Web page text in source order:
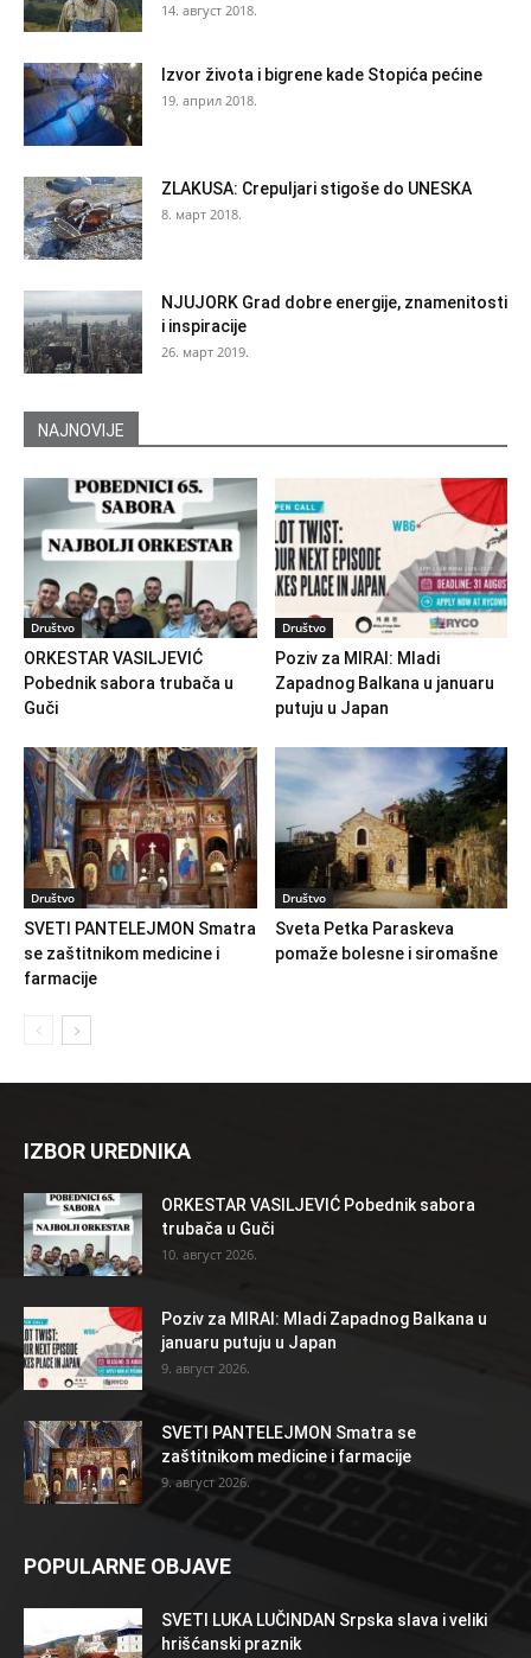
14. август 2018.
Izvor života i bigrene kade Stopića pećine
19. април 2018.
ZLAKUSA: Crepuljari stigoše do UNESKA
8. март 2018.
NJUJORK Grad dobre energije, znamenitosti
i inspiracije
26. март 2019.
NAJNOVIJE
Društvo
ORKESTAR VASILJEVIĆ
Pobednik sabora trubača u
Guči
Društvo
Poziv za MIRAI: Mladi
Zapadnog Balkana u januaru
putuju u Japan
Društvo
SVETI PANTELEJMON Smatra
se zaštitnikom medicine i
farmacije
Društvo
Sveta Petka Paraskeva
pomaže bolesne i siromašne
IZBOR UREDNIKA
ORKESTAR VASILJEVIĆ Pobednik sabora
trubača u Guči
10. август 2026.
Poziv za MIRAI: Mladi Zapadnog Balkana u
januaru putuju u Japan
9. август 2026.
SVETI PANTELEJMON Smatra se
zaštitnikom medicine i farmacije
9. август 2026.
POPULARNE OBJAVE
SVETI LUKA LUČINDAN Srpska slava i veliki
hrišćanski praznik